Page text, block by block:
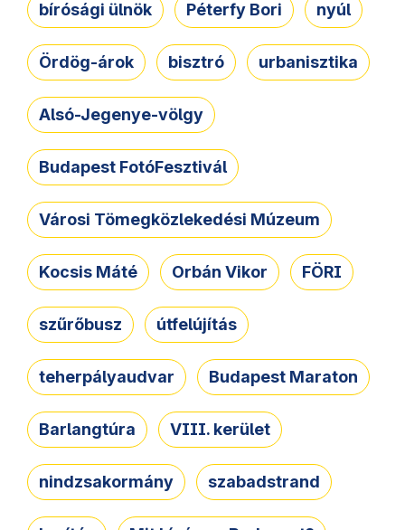
bírósági ülnök Péterfy Bori nyúl
Ördög-árok bisztró urbanisztika
Alsó-Jegenye-völgy
Budapest FotóFesztivál
Városi Tömegközlekedési Múzeum
Kocsis Máté Orbán Vikor FÖRI
szűrőbusz útfelújítás
teherpályaudvar Budapest Maraton
Barlangtúra VIII. kerület
nindzsakormány szabadstrand